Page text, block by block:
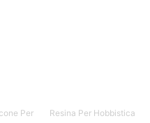
per metalli
Per
Resina Per Hobbistica